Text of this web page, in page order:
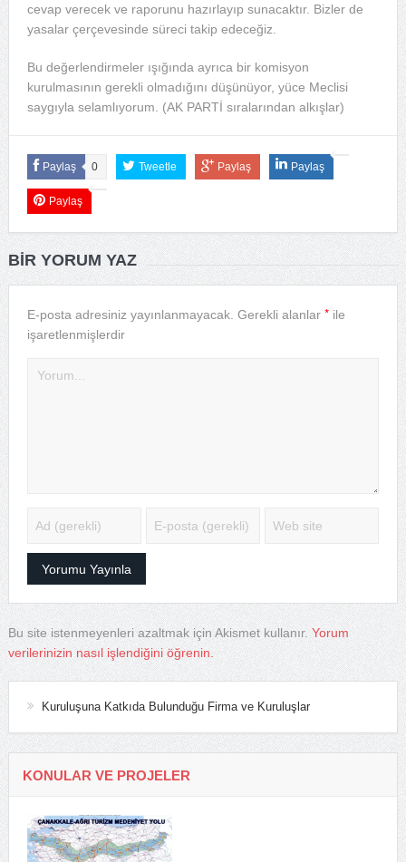
cevap verecek ve raporunu hazırlayıp sunacaktır. Bizler de
yasalar çerçevesinde süreci takip edeceğiz.
Bu değerlendirmeler ışığında ayrıca bir komisyon
kurulmasının gerekli olmadığını düşünüyor, yüce Meclisi
saygıyla selamlıyorum. (AK PARTİ sıralarından alkışlar)
Paylaş 0 Tweetle Paylaş Paylaş
Paylaş
BIR YORUM YAZ
E-posta adresiniz yayınlanmayacak. Gerekli alanlar *ile
işaretlenmişlerdir
Bu site istenmeyenleri azaltmak için Akismet kullanır. Yorum
verilerinizin nasıl işlendiğini öğrenin.
Kuruluşuna Katkıda Bulunduğu Firma ve Kuruluşlar
KONULAR VE PROJELER